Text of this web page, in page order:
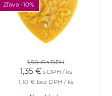
Zľava -10%
1,50 €s DPH
1,35 € s DPH / ks
1,10 € bez DPH / ks